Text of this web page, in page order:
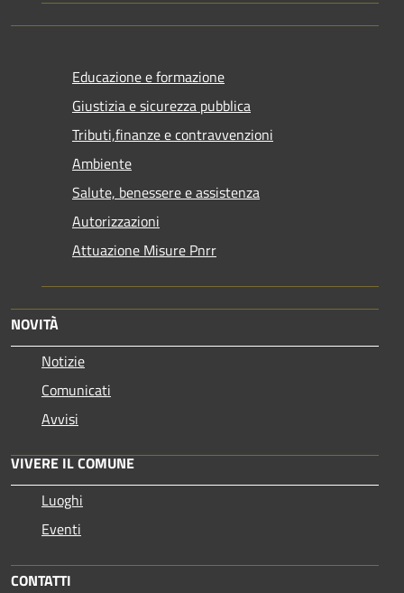
Educazione e formazione
Giustizia e sicurezza pubblica
Tributi,finanze e contravvenzioni
Ambiente
Salute, benessere e assistenza
Autorizzazioni
Attuazione Misure Pnrr
NOVITÀ
Notizie
Comunicati
Avvisi
VIVERE IL COMUNE
Luoghi
Eventi
CONTATTI